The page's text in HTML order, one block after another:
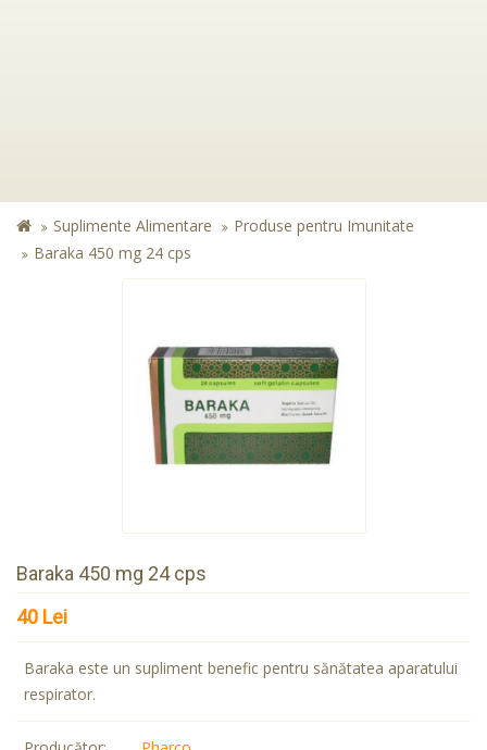
Suplimente Alimentare
Produse pentru Imunitate
Baraka 450 mg 24 cps
Baraka 450 mg 24 cps
40 Lei
Baraka este un supliment benefic pentru sănătatea aparatului
respirator.